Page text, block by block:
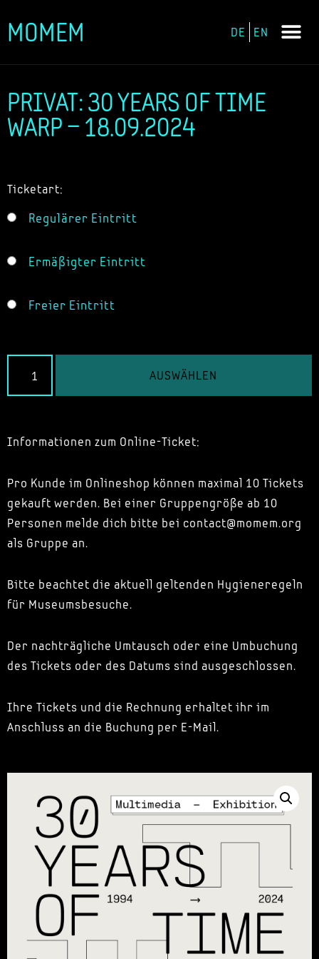
Zum
MOMEM DE EN
PRIVAT: 30 YEARS OF TIME
WARP – 18.09.2024
Ticketart:
Regulärer Eintritt
Ermäßigter Eintritt
Freier Eintritt
AUSWÄHLEN
Informationen zum Online-Ticket:
Pro Kunde im Onlineshop können maximal 10 Tickets
gekauft werden. Bei einer Gruppengröße ab 10
Personen melde dich bitte bei contact@momem.org
als Gruppe an.
Bitte beachtet die aktuell geltenden Hygieneregeln
für Museumsbesuche.
Der nachträgliche Umtausch oder eine Umbuchung
des Tickets oder des Datums sind ausgeschlossen.
Ihre Tickets und die Rechnung erhaltet ihr im
Anschluss an die Buchung per E-Mail.